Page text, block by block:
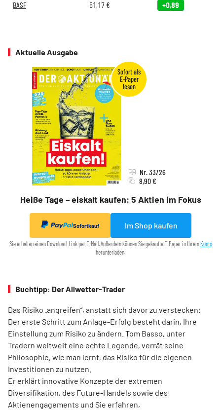
BASF 51,17€ +0,89
Aktuelle Ausgabe
Heiße Tage – eiskalt kaufen: 5 Aktien im Fokus
Nr. 33/26
8,90 €
Sofortkauf Im Shop kaufen
Sie erhalten einen Download-Link per E-Mail. Außerdem können Sie gekaufte E-Paper in Ihrem Konto
herunterladen.
Buchtipp: Der Allwetter-Trader
Das Risiko „angreifen“, anstatt sich davor zu verstecken:
Der erste Schritt zum Anlage-Erfolg besteht darin, Ihre
Einstellung zum Risiko zu ändern. Tom Basso, unter
Tradern weltweit eine echte Legende, verrät seine
Philosophie, wie man lernt, das Risiko für die eigenen
Investitionen zu nutzen.
Er erklärt innovative Konzepte der extremen
Diversifikation, des Future-Handels sowie des
Aktienengagements und Sie erfahren,